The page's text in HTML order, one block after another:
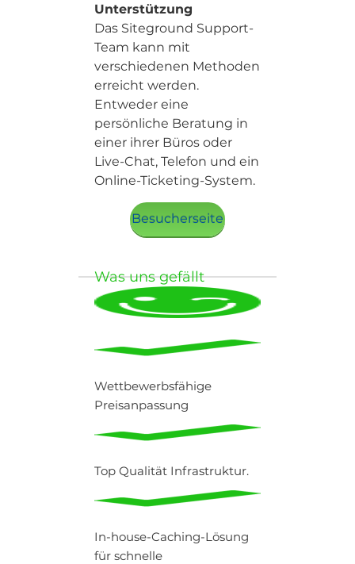
Unterstützung
Das Siteground Support-
Team kann mit
verschiedenen Methoden
erreicht werden.
Entweder eine
persönliche Beratung in
einer ihrer Büros oder
Live-Chat, Telefon und ein
Online-Ticketing-System.
Besucherseite
Was uns gefällt
Wettbewerbsfähige
Preisanpassung
Top Qualität Infrastruktur.
In-house-Caching-Lösung
für schnelle